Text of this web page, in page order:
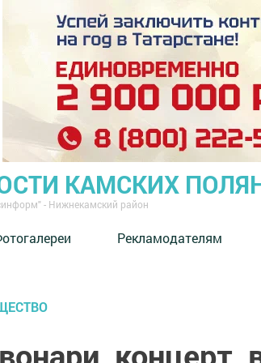
КАМСКИХ
- Нижнекамский район
Рекламодателям
концерт,